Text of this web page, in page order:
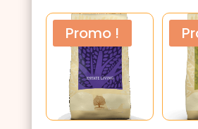
initial
était :
27,50 €.
actuel
26,10 €.
Promo !